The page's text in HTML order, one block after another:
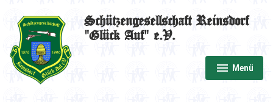
Inhalt
springen
Schützengesellschaft Reinsdorf
"Glück Auf" e.V.
Menü
aufgeklappt
zugeklappt